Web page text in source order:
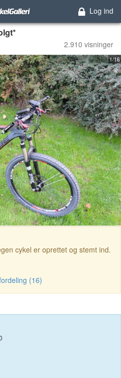
Log ind
2.910 visninger
1/16
cykel er oprettet og stemt ind.
(16)